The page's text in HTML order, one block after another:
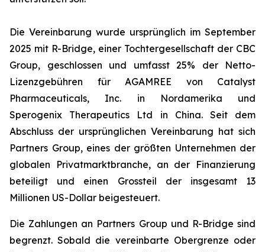
Die Vereinbarung wurde ursprünglich im September
2025 mit R-Bridge, einer Tochtergesellschaft der CBC
Group, geschlossen und umfasst 25% der Netto-
Lizenzgebühren für AGAMREE von Catalyst
Pharmaceuticals, Inc. in Nordamerika und
Sperogenix Therapeutics Ltd in China. Seit dem
Abschluss der ursprünglichen Vereinbarung hat sich
Partners Group, eines der größten Unternehmen der
globalen Privatmarktbranche, an der Finanzierung
beteiligt und einen Grossteil der insgesamt 13
Millionen US-Dollar beigesteuert.
Die Zahlungen an Partners Group und R-Bridge sind
begrenzt. Sobald die vereinbarte Obergrenze oder